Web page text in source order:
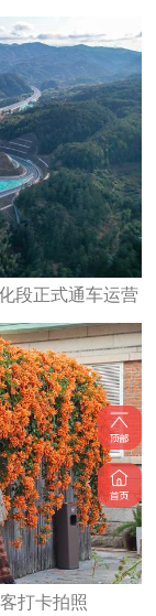
段正式通车运营
打卡拍照